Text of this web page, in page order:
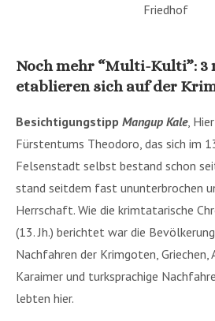
Friedhof
Noch mehr “Multi-Kulti”: 3
etablieren sich auf der
Besichtigungstipp Mangup Kale,
Fürstentums Theodoro, das sich im
Felsenstadt selbst bestand schon
stand seitdem fast ununterbrochen
Herrschaft. Wie die krimtatarische
(13. Jh.) berichtet war die
Nachfahren der Krimgoten, Griechen,
Karaimer und turksprachige
lebten hier.